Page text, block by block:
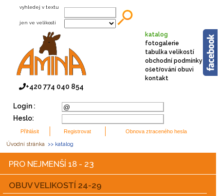
+420 774 040 854
vyhledej v textu
jen ve velikosti
Login :
Heslo:
Úvodní stránka >> katalog
katalog
fotogalerie
tabulka velikostí
obchodní podmínky
ošetřování obuvi
kontakt
PRO NEJMENŠÍ 18 - 23
OBUV VELIKOSTÍ 24-29